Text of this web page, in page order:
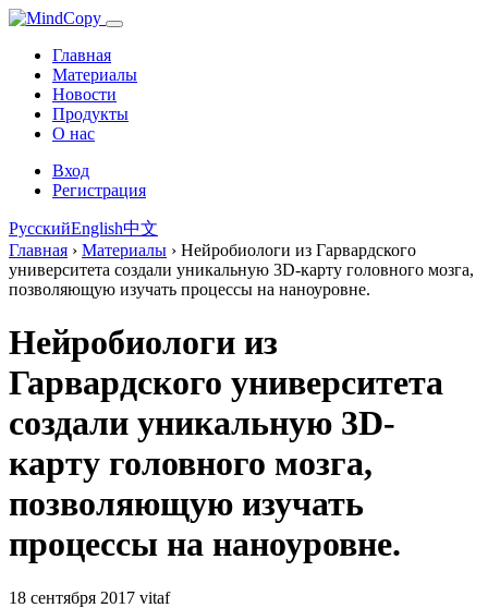
Главная
Материалы
Новости
Продукты
О нас
Вход
Регистрация
РусскийEnglish中文
Главная › Материалы › Нейробиологи из Гарвардского
университета создали уникальную 3D-карту головного мозга,
позволяющую изучать процессы на наноуровне.
Нейробиологи из
Гарвардского университета
создали уникальную 3D-
карту головного мозга,
позволяющую изучать
процессы на наноуровне.
18 сентября 2017 vitaf